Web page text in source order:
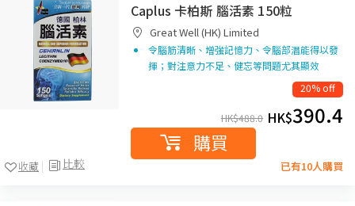
比較
收藏
Caplus 卡柏斯 腦活素 150粒
Great Well (HK) Limited
令腦筋清晰、增強記憶力、令腦部潛能得以發
揮；對注意力不足、健忘等問題尤其顯效
20% off
HK$488.0 HK$390.4
購買
已有10人購買